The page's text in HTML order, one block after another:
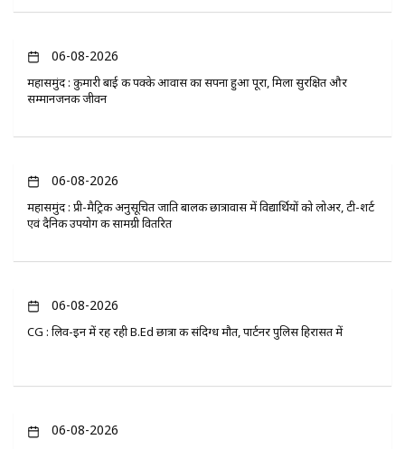
06-08-2026
महासमुंद : कुमारी बाई की पक्के आवास का सपना हुआ पूरा, मिला सुरक्षित और
सम्मानजनक जीवन
06-08-2026
महासमुंद : प्री-मैट्रिक अनुसूचित जाति बालक छात्रावास में विद्यार्थियों को लोअर, टी-शर्ट
एवं दैनिक उपयोग की सामग्री वितरित
06-08-2026
CG : लिव-इन में रह रही B.Ed छात्रा की संदिग्ध मौत, पार्टनर पुलिस हिरासत में
06-08-2026